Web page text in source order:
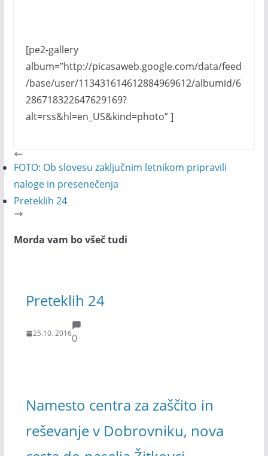
[pe2-gallery
album=”http://picasaweb.google.com/data/feed
/base/user/113431614612884969612/albumid/6
286718322647629169?
alt=rss&hl=en_US&kind=photo” ]
FOTO: Ob slovesu zaključnim letnikom pripravili
naloge in presenečenja
Preteklih 24
Morda vam bo všeč tudi
Preteklih 24
25.10. 20160
Namesto centra za zaščito in
reševanje v Dobrovniku, nova